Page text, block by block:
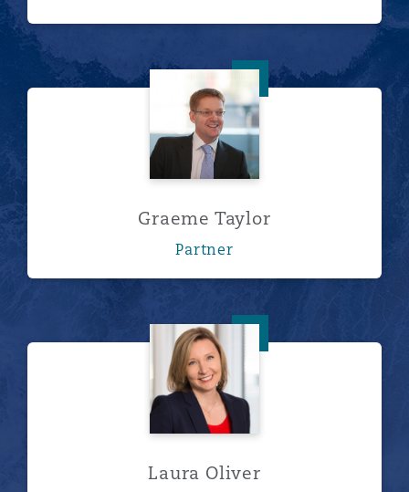
Graeme Taylor
Graeme Taylor
Partner
Laura Oliver
Laura Oliver